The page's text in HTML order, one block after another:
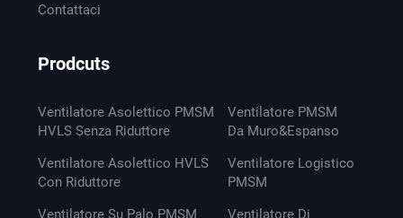
Contattaci
Prodcuts
Ventilatore Asolettico PMSM
HVLS Senza Riduttore
Ventilatore Asolettico HVLS
Con Riduttore
Ventilatore Su Palo PMSM
Ventilatore PMSM
Da Muro&Espanso
Ventilatore Logistico
PMSM
Ventilatore Di